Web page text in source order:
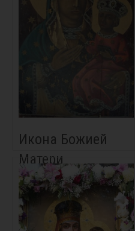
Икона Божией
Матери
«Дубовичская»